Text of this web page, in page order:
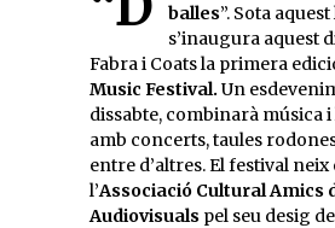
balles”. Sota
s’inaugura aquest
Fabra i Coats la primera
Music Festival. Un
dissabte, combinarà música
amb concerts, taules
entre d’altres. El festival neix
l’Associació Cultural Amics
Audiovisuals pel seu desig